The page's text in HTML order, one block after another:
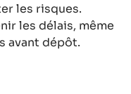
les risques.
les délais, même
avant dépôt.